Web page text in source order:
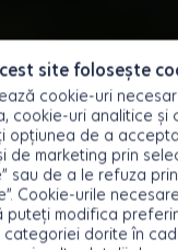
site folosește
cookie-uri
cookie-uri analitice și
opțiunea de a
de marketing prin
sau de a le refuza
Cookie-urile
puteți modifica
dorite în